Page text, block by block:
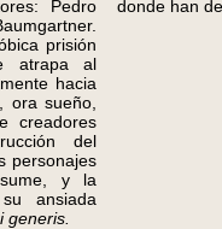
Pedro
prisión
atrapa al
hacia
ora sueño,
creadores
del
personajes
y la
ansiada
generis.
donde han